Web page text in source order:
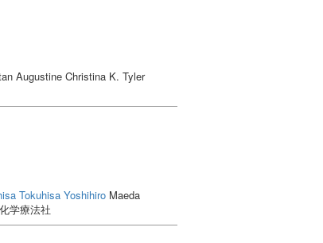
Augustine Christina K. Tyler
Tokuhisa Yoshihiro Maeda
学療法社